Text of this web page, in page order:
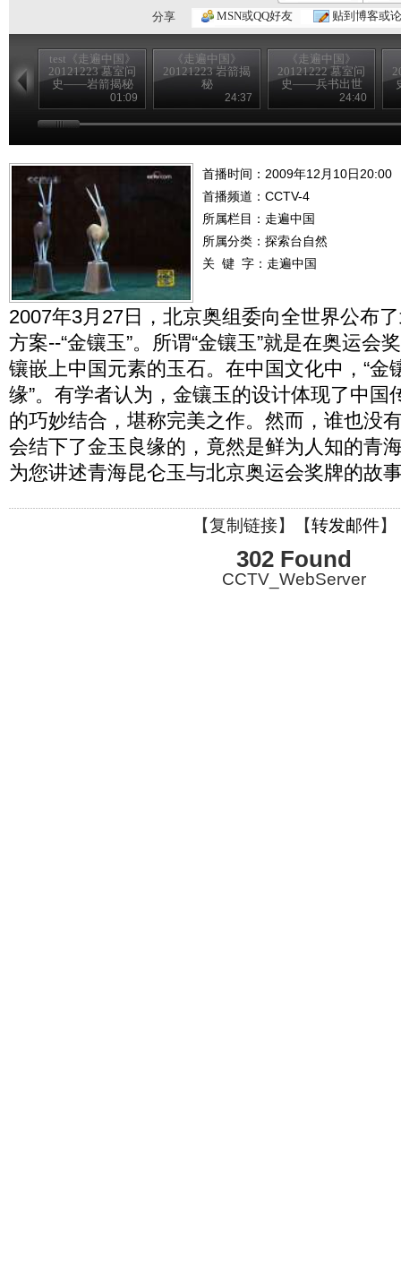
分享
MSN或QQ好友 贴到博客或
test《走遍中国》
20121223 墓室问
史——岩箭揭秘
01:09
《走遍中国》
20121223 岩箭揭
秘
24:37
《走遍中国》
20121222 墓室问
史——兵书出世
24:40
首播时间：2009年12月10日20:00
首播频道： CCTV-4
所属栏目： 走遍中国
所属分类：探索台自然
关 键 字： 走遍中国
2007年3月27日，北京奥组委向全世界公布
方案--“金镶玉”。所谓“金镶玉”就是在奥运会
镶嵌上中国元素的玉石。在中国文化中，“金
缘”。有学者认为，金镶玉的设计体现了中国
的巧妙结合，堪称完美之作。然而，谁也没
会结下了金玉良缘的，竟然是鲜为人知的青
为您讲述青海昆仑玉与北京奥运会奖牌的故
【复制链接】【转发邮件】
302 Found
CCTV_WebServer